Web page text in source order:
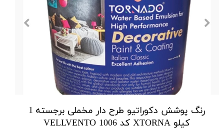
رنگ پوشش دکوراتیو طرح دار مخملی برجسته 1
کیلو XTORNA کد 1006 VELLVENTO